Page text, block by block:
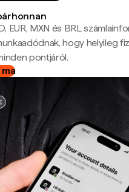
EUR, MXN és BRL
hogy helyileg
pontjáról.